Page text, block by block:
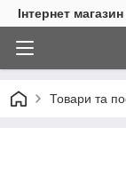
Інтернет
Товари та